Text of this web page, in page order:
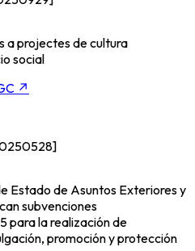
a projectes de cultura
social
↗
Estado de Asuntos Exteriores y
subvenciones
para la realización de
promoción y protección